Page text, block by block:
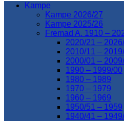
Kampe
Kampe 2026/27
Kampe 2025/26
Fremad A. 1910 –
2020/21 –
2010/11 –
2000/01 –
1990 – 1999/00
1980 – 1989
1970 – 1979
1960 – 1969
1950/51 – 1959
1940/41 –